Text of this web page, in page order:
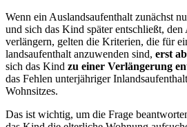
Wenn ein Auslandsaufenthalt zunächst
und sich das Kind später entschließt, den
verlängern, gelten die Kriterien, die für
landsaufenthalt anzuwenden sind, erst
sich das Kind zu einer Verlängerung
das Fehlen unterjähriger
Wohnsitzes.
Das ist wichtig, um die Frage